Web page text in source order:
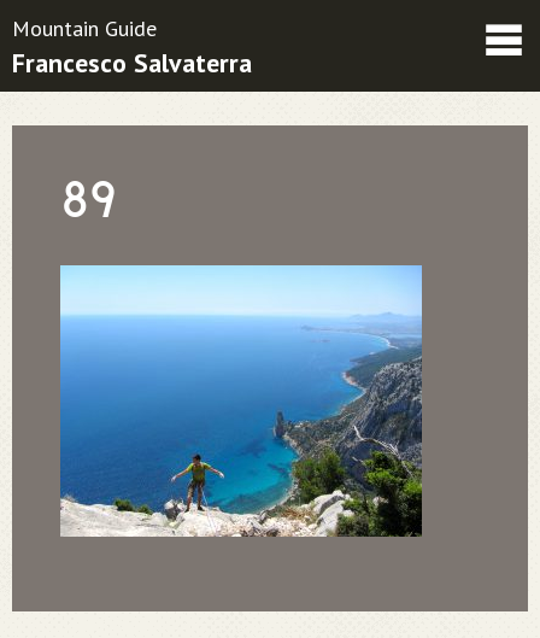
Friends
Mountain Guide
Francesco Salvaterra
89